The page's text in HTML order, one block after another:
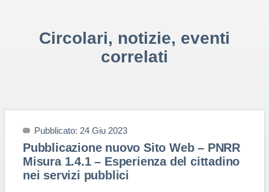
Circolari, notizie, eventi
correlati
Pubblicato: 24 Giu 2023
Pubblicazione nuovo Sito Web – PNRR
Misura 1.4.1 – Esperienza del cittadino
nei servizi pubblici